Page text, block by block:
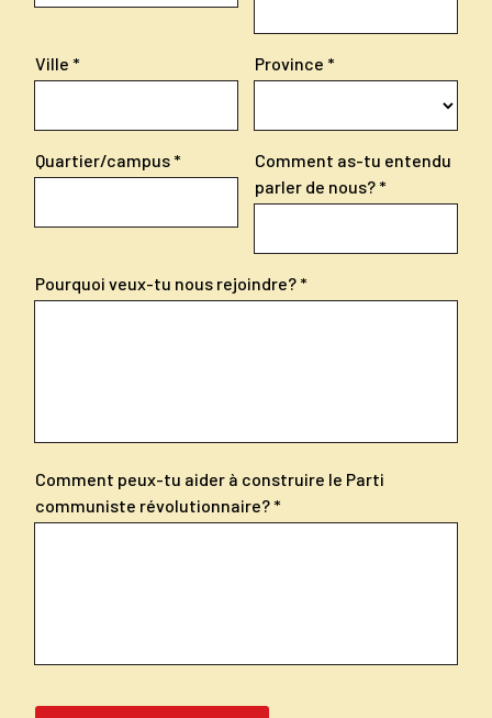
Ville Province
Quartier/campus
Comment as-tu entendu
parler de nous?
Pourquoi veux-tu nous rejoindre?
Comment peux-tu aider à construire le Parti
communiste révolutionnaire?